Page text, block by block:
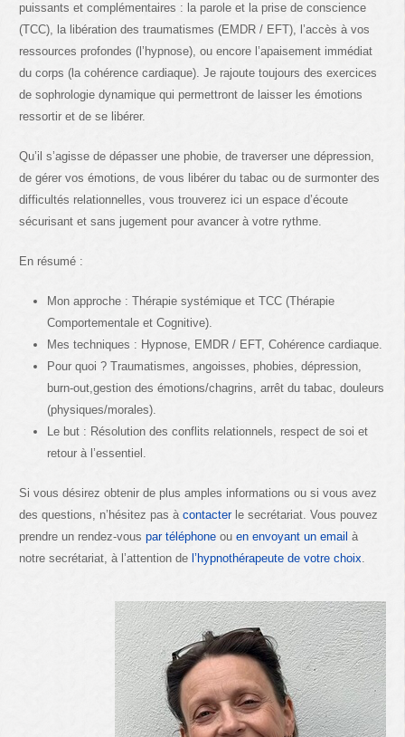
puissants et complémentaires : la parole et la prise de conscience
(TCC), la libération des traumatismes (EMDR / EFT), l’accès à vos
ressources profondes (l’hypnose), ou encore l’apaisement immédiat
du corps (la cohérence cardiaque). Je rajoute toujours des exercices
de sophrologie dynamique qui permettront de laisser les émotions
ressortir et de se libérer.
Qu’il s’agisse de dépasser une phobie, de traverser une dépression,
de gérer vos émotions, de vous libérer du tabac ou de surmonter des
difficultés relationnelles, vous trouverez ici un espace d’écoute
sécurisant et sans jugement pour avancer à votre rythme.
En résumé :
Mon approche : Thérapie systémique et TCC (Thérapie
Comportementale et Cognitive).
Mes techniques : Hypnose, EMDR / EFT, Cohérence cardiaque.
Pour quoi ? Traumatismes, angoisses, phobies, dépression,
burn-out,gestion des émotions/chagrins, arrêt du tabac, douleurs
(physiques/morales).
Le but : Résolution des conflits relationnels, respect de soi et
retour à l’essentiel.
Si vous désirez obtenir de plus amples informations ou si vous avez
des questions, n’hésitez pas àcontacterle secrétariat. Vous pouvez
prendre un rendez-vouspar téléphone ouen envoyant un email à
notre secrétariat, à l’attention del’hypnothérapeute de votre choix